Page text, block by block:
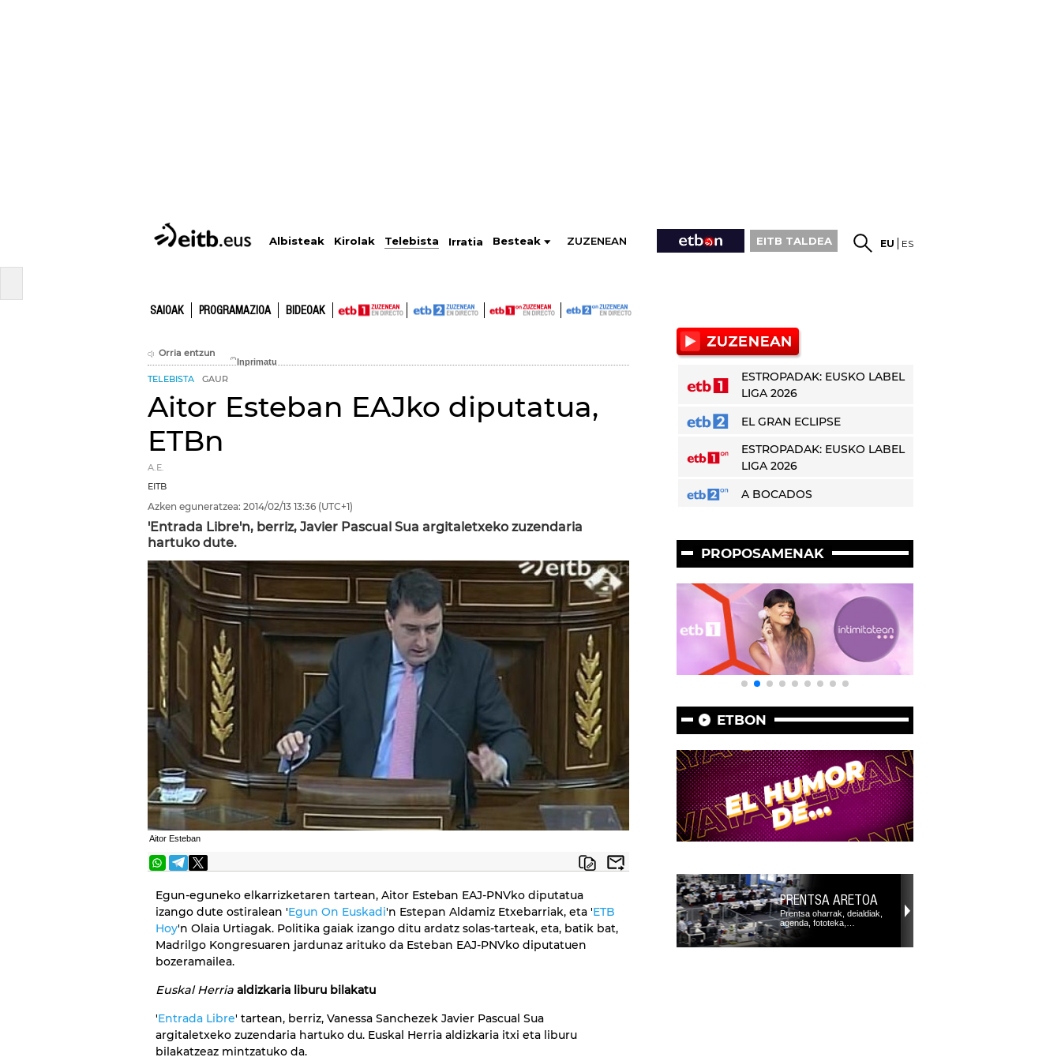
Albisteak Kirolak Telebista Irratia Besteak ZUZENEAN EITB TALDEA EU ES
SAIOAK PROGRAMAZIOA BIDEOAK
Orria entzun
TELEBISTA GAUR
Aitor Esteban EAJko diputatua,
ETBn
A.E.
EITB
Azken eguneratzea: 2014/02/13 13:36 (UTC+1)
'Entrada Libre'n, berriz, Javier Pascual Sua argitaletxeko zuzendaria
hartuko dute.
Aitor Esteban
Egun-eguneko elkarrizketaren tartean, Aitor Esteban EAJ-PNVko diputatua
izango dute ostiralean 'Egun On Euskadi'n Estepan Aldamiz Etxebarriak, eta 'ETB
Hoy'n Olaia Urtiagak. Politika gaiak izango ditu ardatz solas-tarteak, eta, batik bat,
Madrilgo Kongresuaren jardunaz arituko da Esteban EAJ-PNVko diputatuen
bozeramailea.
Euskal Herria aldizkaria liburu bilakatu
'Entrada Libre' tartean, berriz, Vanessa Sanchezek Javier Pascual Sua
argitaletxeko zuzendaria hartuko du. Euskal Herria aldizkaria itxi eta liburu
bilakatzeaz mintzatuko da.
ESTROPADAK: EUSKO LABEL
LIGA 2026
EL GRAN ECLIPSE
ESTROPADAK: EUSKO LABEL
LIGA 2026
A BOCADOS
PROPOSAMENAK
ETBON
PRENTSA ARETOA
Prentsa oharrak, deialdiak,
agenda, fototeka,…